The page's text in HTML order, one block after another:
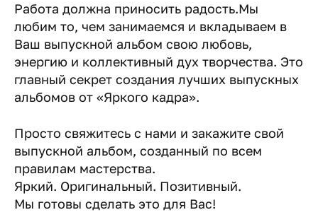
Работа должна приносить радость.Мы
любим то, чем занимаемся и вкладываем в
Ваш выпускной альбом свою любовь,
энергию и коллективный дух творчества. Это
главный секрет создания лучших выпускных
альбомов от «Яркого кадра».
Просто свяжитесь с нами и закажите свой
выпускной альбом, созданный по всем
правилам мастерства.
Яркий. Оригинальный. Позитивный.
Мы готовы сделать это для Вас!